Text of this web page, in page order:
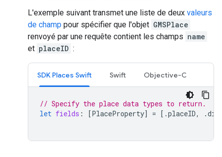
L'exemple suivant transmet une liste de deux valeurs
de champ pour spécifier que l'objet GMSPlace
renvoyé par une requête contient les champs name
et placeID :
SDK Places Swift Swift Objective-C
// Specify the place data types to return.
let fields : [PlaceProperty] = [.placeID, .